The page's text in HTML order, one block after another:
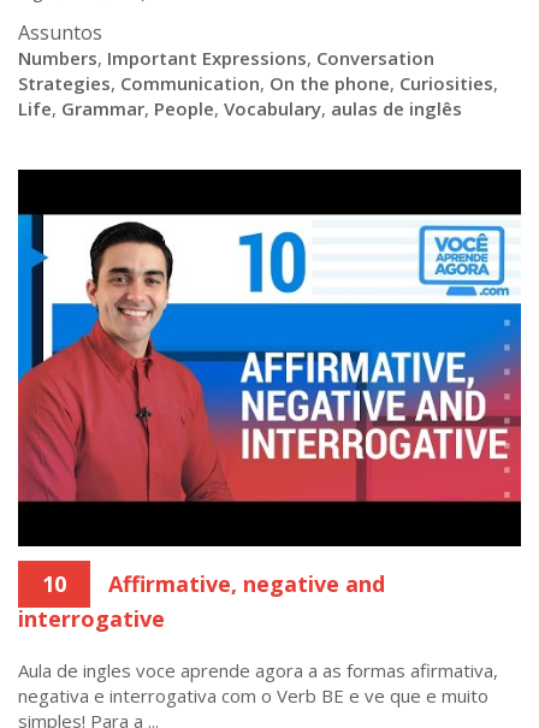
Assuntos
Numbers, Important Expressions, Conversation
Strategies, Communication, On the phone, Curiosities,
Life, Grammar, People, Vocabulary, aulas de inglês
10
Affirmative, negative and
interrogative
Aula de ingles voce aprende agora a as formas afirmativa,
negativa e interrogativa com o Verb BE e ve que e muito
simples! Para a ...